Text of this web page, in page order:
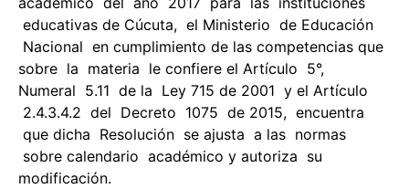
educativas de Cúcuta, el Ministerio de Educación
Nacional en cumplimiento de las competencias que
sobre la materia le confiere el Artículo 5°,
Numeral 5.11 de la Ley 715 de 2001 y el Artículo
2.4.3.4.2 del Decreto 1075 de 2015, encuentra
que dicha Resolución se ajusta a las normas
sobre calendario académico y autoriza su
modificación.